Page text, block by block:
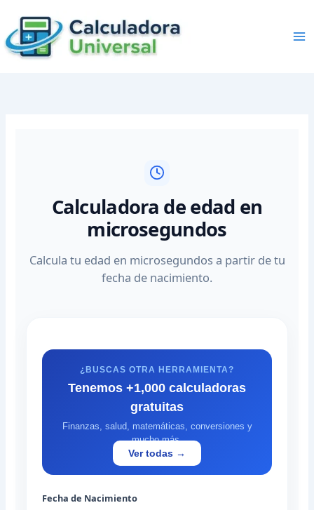
content
Calculadora de edad en
microsegundos
Calcula tu edad en microsegundos a partir de tu
fecha de nacimiento.
¿BUSCAS OTRA HERRAMIENTA?
Tenemos +1,000 calculadoras
gratuitas
Finanzas, salud, matemáticas, conversiones y
mucho más.
Ver todas →
Fecha de Nacimiento